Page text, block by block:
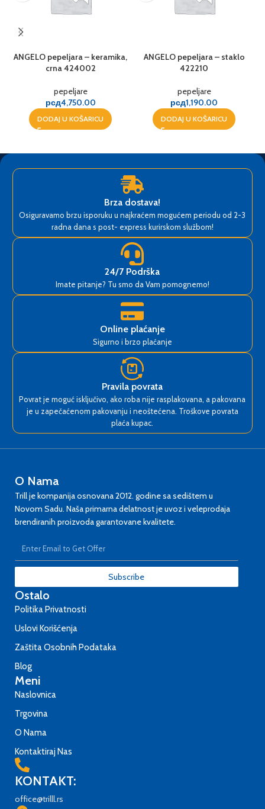
ANGELO pepeljara – keramika,
crna 424002
pepeljare
рсд4,750.00
DODAJ U KOŠARICU
ANGELO pepeljara – staklo
422210
pepeljare
рсд1,190.00
DODAJ U KOŠARICU
Brza dostava!
Osiguravamo brzu isporuku u najkraćem mogućem periodu od 2-3
radna dana s post- express kurirskom službom!
24/7 Podrška
Imate pitanje? Tu smo da Vam pomognemo!
Online plaćanje
Sigurno i brzo plaćanje
Pravila povrata
Povrat je moguć isključivo, ako roba nije rasplakovana, a pakovana
je u zapečaćenom pakovanju i neoštećena. Troškove povrata
plaća kupac.
O Nama
Trill je kompanija osnovana 2012. godine sa sedištem u
Novom Sadu. Naša primarna delatnost je uvoz i veleprodaja
brendiranih proizvoda garantovane kvalitete.
Subscribe
Ostalo
Politika Privatnosti
Uslovi Korišćenja
Zaštita Osobnih Podataka
Blog
Meni
Naslovnica
Trgovina
O Nama
Kontaktiraj Nas
KONTAKT:
office@trilll.rs